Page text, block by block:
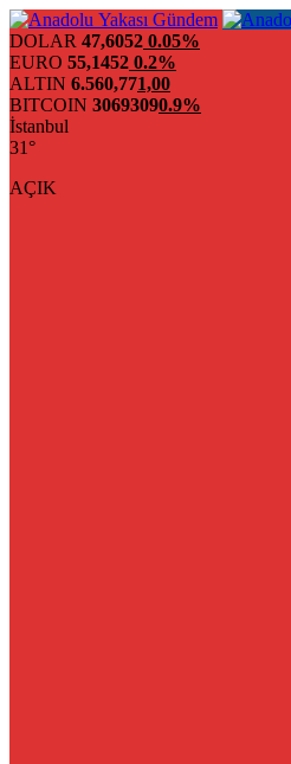
DOLAR 47,6052 0.05%
EURO 55,1452 0.2%
ALTIN 6.560,771,00
BITCOIN 30693090.9%
İstanbul
31°
AÇIK